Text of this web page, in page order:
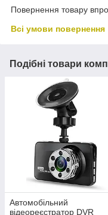
Повернення товару
Всі умови повернення
Подібні товари
Автомобільний
відеореєстратор DVR